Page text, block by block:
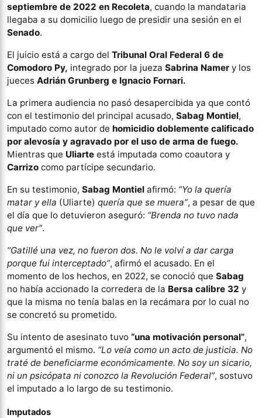
septiembre de 2022 en Recoleta, cuando la mandataria
llegaba a su domicilio luego de presidir una sesión en el
Senado.
El juicio está a cargo del Tribunal Oral Federal 6 de
Comodoro Py, integrado por la jueza Sabrina Namer y los
jueces Adrián Grunberg e Ignacio Fornari.
La primera audiencia no pasó desapercibida ya que contó
con el testimonio del principal acusado, Sabag Montiel,
imputado como autor de homicidio doblemente calificado
por alevosía y agravado por el uso de arma de fuego.
Mientras que Uliarte está imputada como coautora y
Carrizo como partícipe secundario.
En su testimonio, Sabag Montiel afirmó: “Yo la quería
matar y ella (Uliarte) quería que se muera”, a pesar de que
el día que lo detuvieron aseguró: “Brenda no tuvo nada
que ver”.
“Gatillé una vez, no fueron dos. No le volví a dar carga
porque fui interceptado”, afirmó el acusado. En el
momento de los hechos, en 2022, se conoció que Sabag
no había accionado la corredera de la Bersa calibre 32 y
que la misma no tenía balas en la recámara por lo cual no
se concretó su prometido.
Su intento de asesinato tuvo “una motivación personal”,
argumentó el mismo. “Lo veía como un acto de justicia. No
traté de beneficiarme económicamente. No soy un sicario,
ni un psicópata ni conozco la Revolución Federal”, sostuvo
el imputado a lo largo de su testimonio.
Imputados